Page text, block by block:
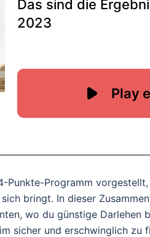
Punkte-Programm
bringt. In dieser
wo du günstige Darlehen
sicher und erschwinglich zu